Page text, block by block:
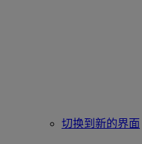
切换到新的界面